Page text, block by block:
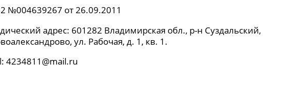
№004639267 от 26.09.2011
адрес: 601282 Владимирская обл., р-н Суздальский,
ул. Рабочая, д. 1, кв. 1.
4234811@mail.ru